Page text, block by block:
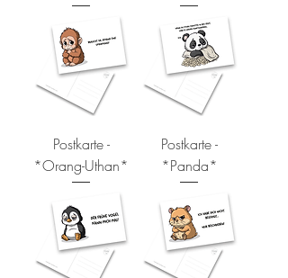
Postkarte -
*Orang-Uthan*
Postkarte -
*Panda*